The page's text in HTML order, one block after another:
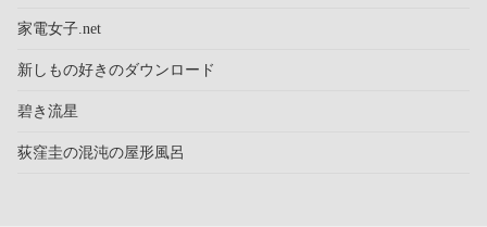
家電女子.net
新しもの好きのダウンロード
碧き流星
荻窪圭の混沌の屋形風呂